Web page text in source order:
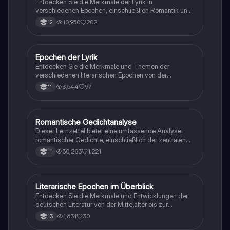
verschiedenen Epochen, einschließlich Romantik und
Expressionismus. Diese Analyse umfasst die
wichtigsten Aspekte der Aufklärung, Sturm und
literarischer Strömungen.
12 10,950 202
Deutsch
Epochen der Lyrik
Entdecken Sie die Merkmale und Themen der
verschiedenen literarischen Epochen von der
Aufklärung bis zur Postmoderne. Diese
Zusammenfassung beleuchtet die Entwicklung der
Studierende der Literaturwissenschaft, die sich mit
den epochalen Strömungen und deren Einfluss auf die
Lyrik auseinandersetzen möchten.
11 3,544 97
Deutsch
Romantische Gedichtanalyse
Dieser Lernzettel bietet eine umfassende Analyse
romantischer Gedichte, einschließlich der zentralen
Motive wie Sehnsucht, Natur und Melancholie. Er
behandelt die formale Struktur, rhetorische Mittel und
11 30,283 1,221
Deutsch
Literarische Epochen im Überblick
Entdecken Sie die Merkmale und Entwicklungen der
deutschen Literatur von der Mittelalter bis zur
Gegenwart. Diese Zusammenfassung behandelt
wichtige Strömungen wie Romantik, Naturalismus,
13 1,631 30